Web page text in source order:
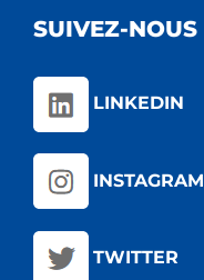
SUIVEZ-NOUS
LINKEDIN
INSTAGRAM
TWITTER